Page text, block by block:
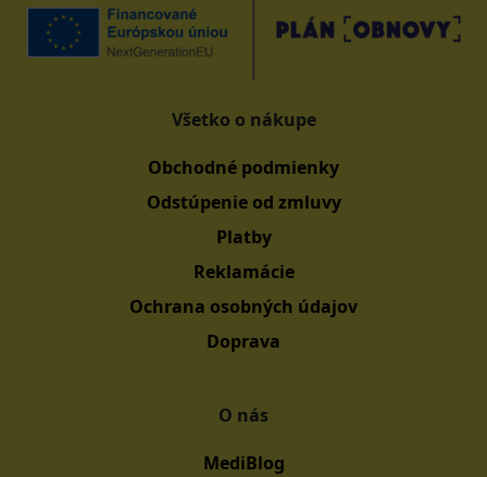
Všetko o nákupe
Obchodné podmienky
Odstúpenie od zmluvy
Platby
Reklamácie
Ochrana osobných údajov
Doprava
O nás
MediBlog